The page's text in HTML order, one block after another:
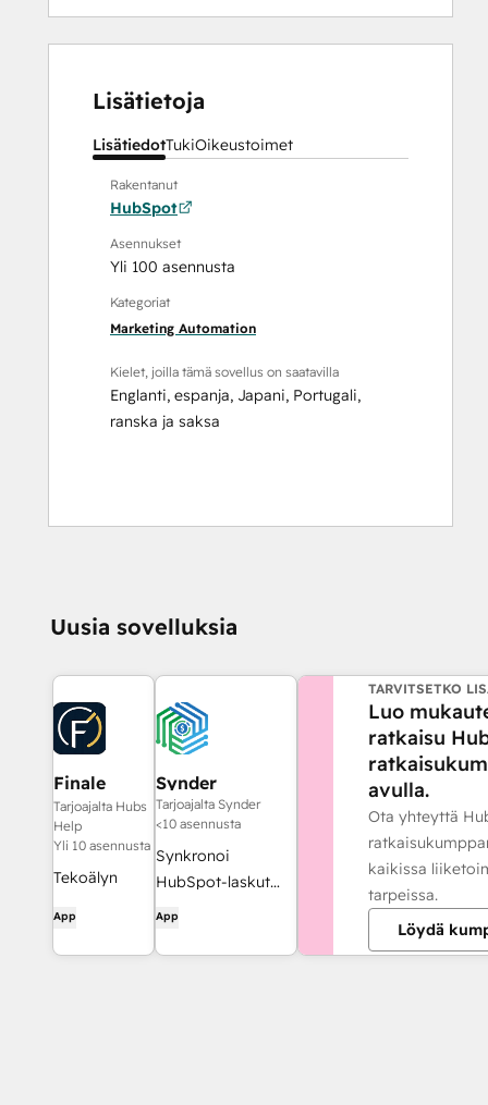
Lisätietoja
LisätiedotTukiOikeustoimet
Rakentanut
HubSpot
Asennukset
Yli 100 asennusta
Kategoriat
Marketing Automation
Kielet, joilla tämä sovellus on saatavilla
Englanti, espanja, Japani, Portugali,
ranska ja saksa
Uusia sovelluksia
Finale
Composer
Tarjoajalta Hubs
Help
Yli 10 asennusta
Tekoälyn
verkkosisältö,
joka on
App
Synder
Tarjoajalta Synder
<10 asennusta
Synkronoi
HubSpot-laskut
QuickBooksiin,
Xeroon —
App
TARVITSETKO
Luo
ratkaisu
avulla.
Ota yhteyttä
kaikissa
tarpeissa.
Löydä